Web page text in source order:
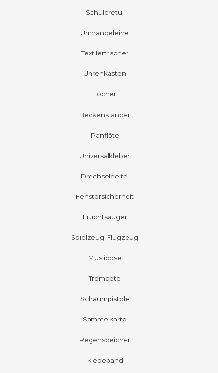
Schüleretui
Umhängeleine
Textilerfrischer
Uhrenkasten
Locher
Beckenständer
Panflöte
Universalkleber
Drechselbeitel
Fenstersicherheit
Fruchtsauger
Spielzeug-Flugzeug
Müslidose
Trompete
Schaumpistole
Sammelkarte
Regenspeicher
Klebeband